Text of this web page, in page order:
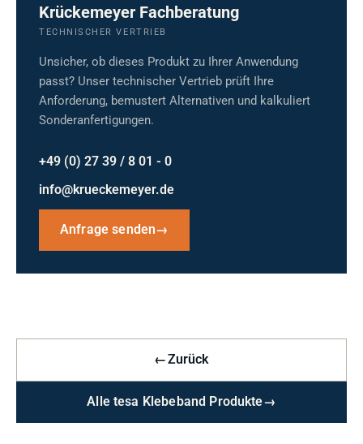
Krückemeyer Fachberatung
TECHNISCHER VERTRIEB
Unsicher, ob dieses Produkt zu Ihrer Anwendung
passt? Unser technischer Vertrieb prüft Ihre
Anforderung, bemustert Alternativen und kalkuliert
Sonderanfertigungen.
+49 (0) 27 39 / 8 01 - 0
info@krueckemeyer.de
Anfrage senden→
←Zurück
Alle tesa Klebeband Produkte→